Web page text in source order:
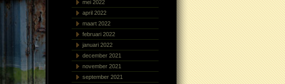
mei 2022
april 2022
maart 2022
februari 2022
januari 2022
december 2021
november 2021
september 2021